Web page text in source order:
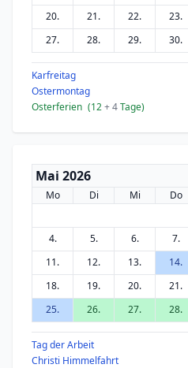
20.
21. 22. 23.
27.
28. 29. 30.
Karfreitag
Ostermontag
Osterferien (12+ 4Tage)
Mai 2026
Mo Di Mi Do
4.
5. 6. 7.
11.
12. 13. 14.
18.
19. 20. 21.
25.
26. 27. 28.
Tag der Arbeit
Christi Himmelfahrt